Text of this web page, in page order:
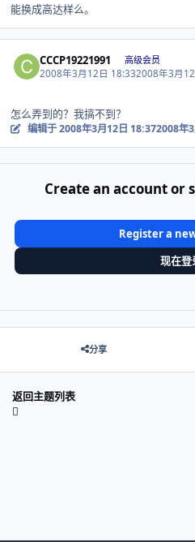
能换成高达样么。
CCCP19221991 高级会员
2008年3月12日 18:332008年3月
怎么弄到的？我搞不到？
编辑于2008年3月12日 18:372008年
Create an account or
Register a
现在登
分享
返回主题列表